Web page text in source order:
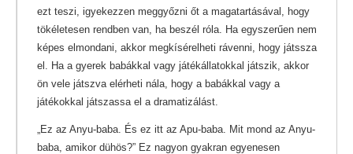
ezt teszi, igyekezzen meggyőzni őt a magatartásával, hogy
tökéletesen rendben van, ha beszél róla. Ha egyszerűen nem
képes elmondani, akkor megkísérelheti rávenni, hogy játssza
el. Ha a gyerek babákkal vagy játékállatokkal játszik, akkor
ön vele játszva elérheti nála, hogy a babákkal vagy a
játékokkal játszassa el a dramatizálást.
„Ez az Anyu-baba. És ez itt az Apu-baba. Mit mond az Anyu-
baba, amikor dühös?” Ez nagyon gyakran egyenesen